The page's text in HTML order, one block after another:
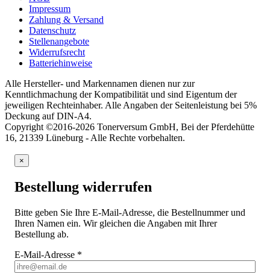
Impressum
Zahlung & Versand
Datenschutz
Stellenangebote
Widerrufsrecht
Batteriehinweise
Alle Hersteller- und Markennamen dienen nur zur
Kenntlichmachung der Kompatibilität und sind Eigentum der
jeweiligen Rechteinhaber. Alle Angaben der Seitenleistung bei 5%
Deckung auf DIN-A4.
Copyright ©2016-2026 Tonerversum GmbH, Bei der Pferdehütte
16, 21339 Lüneburg - Alle Rechte vorbehalten.
×
Bestellung widerrufen
Bitte geben Sie Ihre E-Mail-Adresse, die Bestellnummer und
Ihren Namen ein. Wir gleichen die Angaben mit Ihrer
Bestellung ab.
E-Mail-Adresse *